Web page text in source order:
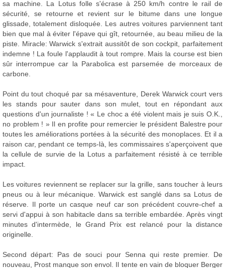
sa machine. La Lotus folle s'écrase à 250 km/h contre le rail de
sécurité, se retourne et revient sur le bitume dans une longue
glissade, totalement disloquée. Les autres voitures parviennent tant
bien que mal à éviter l'épave qui gît, retournée, au beau milieu de la
piste. Miracle: Warwick s'extrait aussitôt de son cockpit, parfaitement
indemne ! La foule l'applaudit à tout rompre. Mais la course est bien
sûr interrompue car la Parabolica est parsemée de morceaux de
carbone.
Point du tout choqué par sa mésaventure, Derek Warwick court vers
les stands pour sauter dans son mulet, tout en répondant aux
questions d'un journaliste ! « Le choc a été violent mais je suis O.K.,
no problem ! » Il en profite pour remercier le président Balestre pour
toutes les améliorations portées à la sécurité des monoplaces. Et il a
raison car, pendant ce temps-là, les commissaires s'aperçoivent que
la cellule de survie de la Lotus a parfaitement résisté à ce terrible
impact.
Les voitures reviennent se replacer sur la grille, sans toucher à leurs
pneus ou à leur mécanique. Warwick est sanglé dans sa Lotus de
réserve. Il porte un casque neuf car son précédent couvre-chef a
servi d'appui à son habitacle dans sa terrible embardée. Après vingt
minutes d'intermède, le Grand Prix est relancé pour la distance
originelle.
Second départ: Pas de souci pour Senna qui reste premier. De
nouveau, Prost manque son envol. Il tente en vain de bloquer Berger